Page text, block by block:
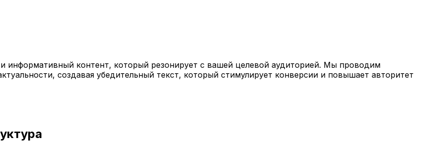
информативный контент, который резонирует с вашей целевой аудиторией. Мы проводим
создавая убедительный текст, который стимулирует конверсии и повышает авторитет